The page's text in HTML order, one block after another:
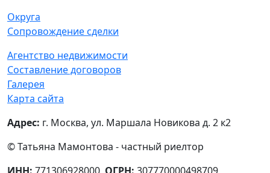
Округа
Сопровождение сделки
Агентство недвижимости
Составление договоров
Галерея
Карта сайта
Адрес: г. Москва, ул. Маршала Новикова д. 2 к2
© Татьяна Мамонтова - частный риелтор